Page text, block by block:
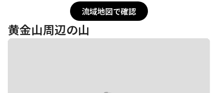
流域地図で確認
黄金山周辺の山